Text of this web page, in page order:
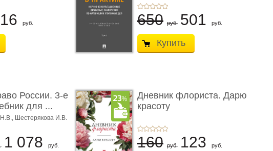
руб. 650 руб. 501 руб.
Купить
России. 3-е
для ...
Шестерякова И.В.
1 078 руб.
Дневник флориста. Дарю
красоту
160 руб. 123 руб.